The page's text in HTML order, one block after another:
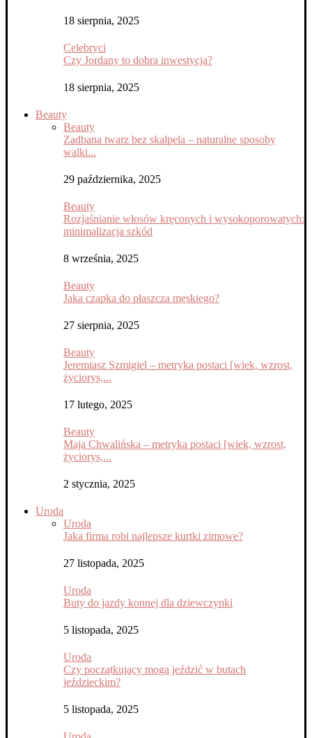
18 sierpnia, 2025
Celebryci
Czy Jordany to dobra inwestycja?
18 sierpnia, 2025
Beauty
Beauty
Zadbana twarz bez skalpela – naturalne sposoby
walki...
29 października, 2025
Beauty
Rozjaśnianie włosów kręconych i wysokoporowatych:
minimalizacja szkód
8 września, 2025
Beauty
Jaka czapka do płaszcza męskiego?
27 sierpnia, 2025
Beauty
Jeremiasz Szmigiel – metryka postaci [wiek, wzrost,
życiorys,...
17 lutego, 2025
Beauty
Maja Chwalińska – metryka postaci [wiek, wzrost,
życiorys,...
2 stycznia, 2025
Uroda
Uroda
Jaka firma robi najlepsze kurtki zimowe?
27 listopada, 2025
Uroda
Buty do jazdy konnej dla dziewczynki
5 listopada, 2025
Uroda
Czy początkujący mogą jeździć w butach
jeździeckim?
5 listopada, 2025